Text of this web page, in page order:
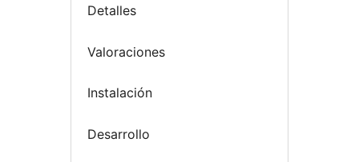
Detalles
Valoraciones
Instalación
Desarrollo